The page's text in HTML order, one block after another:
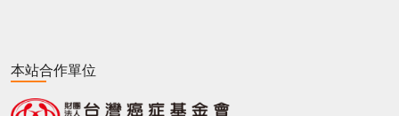
本站合作單位